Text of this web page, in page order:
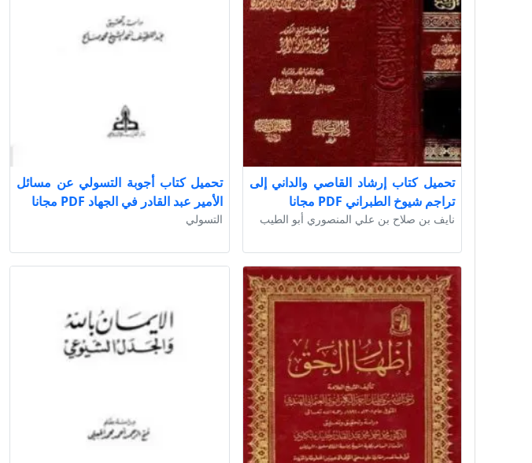
تحميل كتاب إرشاد القاصي والداني إلى
تراجم شيوخ الطبراني PDF مجانا
نايف بن صلاح بن علي المنصوري أبو الطيب
تحميل كتاب أجوبة التسولي عن مسائل
الأمير عبد القادر في الجهاد PDF مجانا
التسولي